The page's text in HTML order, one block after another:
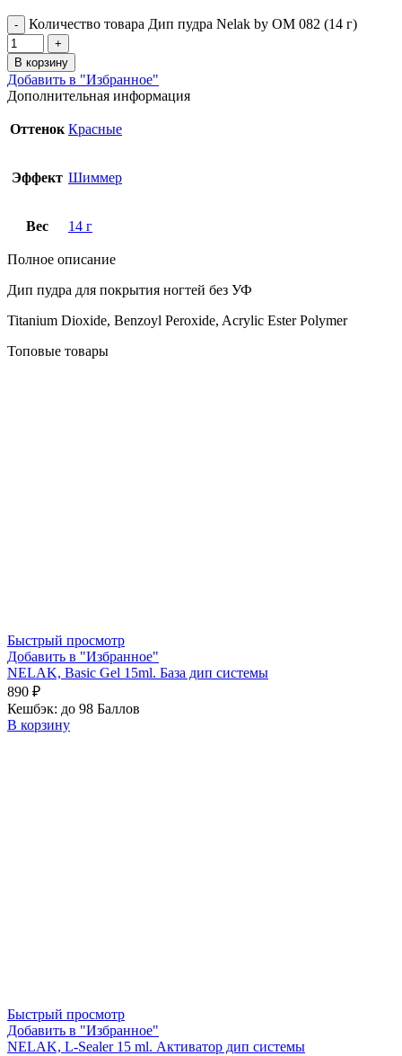
Количество товара Дип пудра Nelak by OM 082 (14 г)
В корзину
Добавить в "Избранное"
Дополнительная информация
Оттенок Красные
Эффект Шиммер
Вес 14 г
Полное описание
Дип пудра для покрытия ногтей без УФ
Titanium Dioxide, Benzoyl Peroxide, Acrylic Ester Polymer
Топовые товары
Быстрый просмотр
Добавить в "Избранное"
NELAK, Basic Gel 15ml. База дип системы
890 ₽
Кешбэк: до 98 Баллов
В корзину
Быстрый просмотр
Добавить в "Избранное"
NELAK, L-Sealer 15 ml. Активатор дип системы